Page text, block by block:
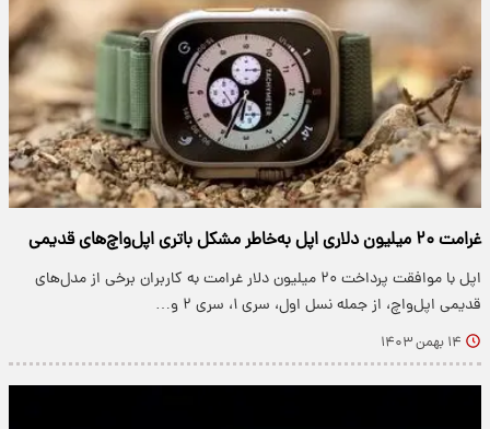
غرامت ۲۰ میلیون دلاری اپل به‌خاطر مشکل باتری اپل‌واچ‌های قدیمی
اپل با موافقت پرداخت ۲۰ میلیون دلار غرامت به کاربران برخی از مدل‌های
قدیمی اپل‌واچ، از جمله نسل اول، سری ۱، سری ۲ و…
۱۴ بهمن ۱۴۰۳